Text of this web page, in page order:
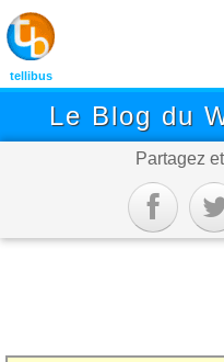
tellibus
Le Blog du
Partagez
